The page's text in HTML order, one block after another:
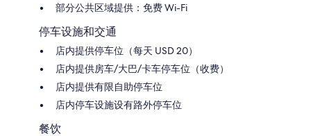
部分公共区域提供：免费 Wi-Fi
停车设施和交通
店内提供停车位（每天 USD 20）
店内提供房车/大巴/卡车停车位（收费）
店内提供有限自助停车位
店内停车设施设有路外停车位
餐饮